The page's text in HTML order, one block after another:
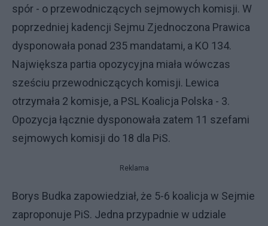
spór - o przewodniczących sejmowych komisji. W
poprzedniej kadencji Sejmu Zjednoczona Prawica
dysponowała ponad 235 mandatami, a KO 134.
Największa partia opozycyjna miała wówczas
sześciu przewodniczących komisji. Lewica
otrzymała 2 komisje, a PSL Koalicja Polska - 3.
Opozycja łącznie dysponowała zatem 11 szefami
sejmowych komisji do 18 dla PiS.
Reklama
Borys Budka zapowiedział, że 5-6 koalicja w Sejmie
zaproponuje PiS. Jedna przypadnie w udziale